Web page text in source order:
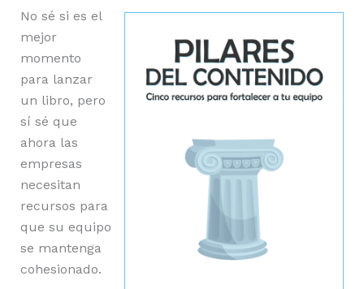
No sé si es el
mejor
momento
para lanzar
un libro, pero
sí sé que
ahora las
empresas
necesitan
recursos para
que su equipo
se mantenga
cohesionado.